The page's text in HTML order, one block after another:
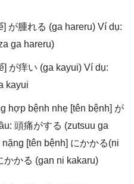
が腫れる (ga hareru) Ví dụ:
ga hareru)
が痒い (ga kayui) Ví dụ:
kayui
hợp bệnh nhẹ [tên bệnh] が
頭痛がする (zutsuu ga
[tên bệnh] にかかる(ni
かかる (gan ni kakaru)